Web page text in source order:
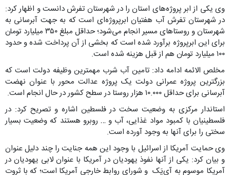
وی یکی از ابر پروژه‌های استان را در شهرستان تفرش دانست و اظهار کرد:
در شهرستان تفرش آب هفتیان ابرپروژه‌ای است که به جهت آبرسانی به
شهرستان و روستاهای مسیر انجام می‌شود؛ حداقل مبلغ ۳۵۰ میلیارد تومان
برای این ابرپروژه برآورد شده است که بخشی از آن پرداخت شده و حدود
۱۰۰ میلیارد تومان هم از قبل هزینه شده است.
مخلص الائمه ادامه داد: تامین آب شرب مهمترین وظیفه دولت است که
بزرگترین پروژه عمرانی دولت یک پروژه عدالت محور با عنوان نهضت
آبرسانی برای حداقل ۱۰.۰۰۰ هزار روستا در سطح کشور در حال انجام است.
استاندار مرکزی به وضعیت سخت در فلسطین اشاره و تصریح کرد: در
فلسطینیان با کمبود مواد غذایی، آب و … روبرو هستند که وضعیت بسیار
سختی را برای آنها به وجود آورده است.
وی حمایت آمریکا از اسرائیل با وجود این همه جنایت را چند دلیل عنوان
و بیان کرد: یکی از آنها نفوذ یهودیان در آمریکا با عنوان لابی یهودیان در
آمریکا موسوم به آی‌پَک و شورای روابط خارجی آمریکا است؛ که با ثروت